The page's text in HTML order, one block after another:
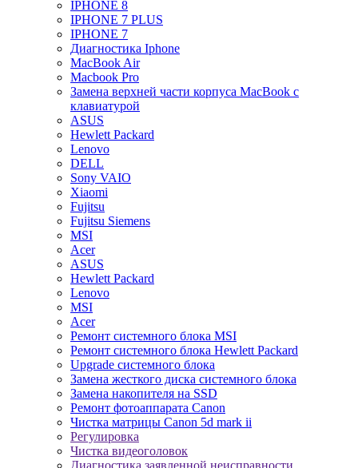
IPHONE 8
IPHONE 7 PLUS
IPHONE 7
Диагностика Iphone
MacBook Air
Macbook Pro
Замена верхней части корпуса MacBook с
клавиатурой
ASUS
Hewlett Packard
Lenovo
DELL
Sony VAIO
Xiaomi
Fujitsu
Fujitsu Siemens
MSI
Acer
ASUS
Hewlett Packard
Lenovo
MSI
Acer
Ремонт системного блока MSI
Ремонт системного блока Hewlett Packard
Upgrade системного блока
Замена жесткого диска системного блока
Замена накопителя на SSD
Ремонт фотоаппарата Canon
Чистка матрицы Canon 5d mark ii
Регулировка
Чистка видеоголовок
Диагностика заявленной неисправности